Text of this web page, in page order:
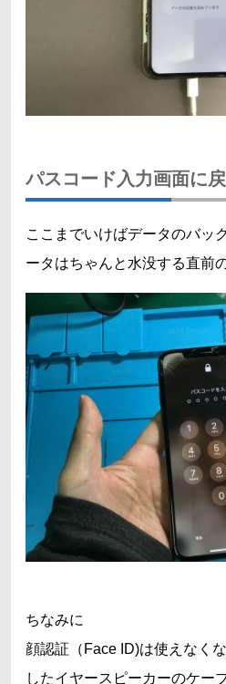
パスコード入力画面に
ここまでいけばデータのバッ
ータはちゃんと水没する直前
ちなみに
顔認証（Face ID)は使えなく
したイヤースピーカーのケー